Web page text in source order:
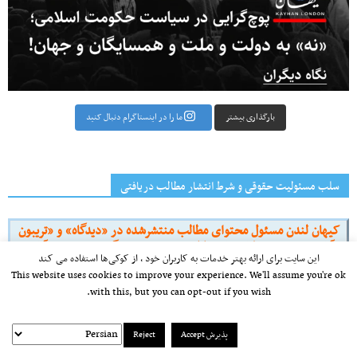
بارگذاری بیشتر ما را در اینستاگرام دنبال کنید
سلب مسئولیت حقوقی و شرط انتشار مطالب دریافتی
کیهان لندن مسئول محتوای مطالب منتشرشده در «دیدگاه» و «تریبون
آزاد» نیست. شرط انتشار مطالب در بخش «دیدگاه» و «تریبون آزاد»
اطلاع محفوظ کیهان لندن از مشخصات واقعی و محل اقامت و نشانی
نویسندگان است.
پشتیبانی مالی از کیهانِ لندن
این سایت برای ارائه بهتر خدمات به کاربران خود ، از کوکی‌ها استفاده می کند
This website uses cookies to improve your experience. We'll assume you're ok
with this, but you can opt-out if you wish.
پذیرش Accept Reject